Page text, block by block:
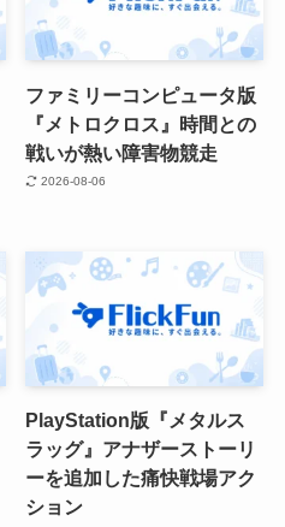
ファミリーコンピュータ版
『メトロクロス』時間との
戦いが熱い障害物競走
2026-08-06
PlayStation版『メタルス
ラッグ』アナザーストーリ
ーを追加した痛快戦場アク
ション